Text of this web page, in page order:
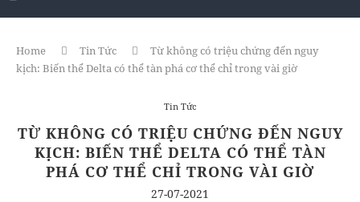
Home Tin Tức
Từ không có triệu chứng đến nguy
kịch: Biến thể Delta có thể tàn phá cơ thể chỉ trong vài giờ
Tin Tức
TỪ KHÔNG CÓ TRIỆU CHỨNG ĐẾN NGUY
KỊCH: BIẾN THỂ DELTA CÓ THỂ TÀN
PHÁ CƠ THỂ CHỈ TRONG VÀI GIỜ
27-07-2021